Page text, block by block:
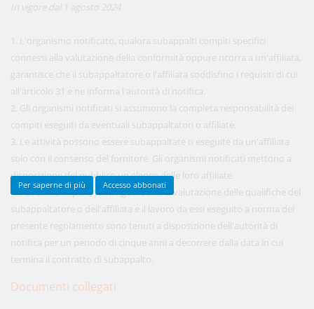
In vigore dal 1 agosto 2024
1. L'organismo notificato, qualora subappalti compiti specifici
connessi alla valutazione della conformità oppure ricorra a un'affiliata,
garantisce che il subappaltatore o l'affiliata soddisfino i requisiti di cui
all'articolo 31 e ne informa l'autorità di notifica.
2. Gli organismi notificati si assumono la completa responsabilità dei
compiti eseguiti da eventuali subappaltatori o affiliate.
3. Le attività possono essere subappaltate o eseguite da un'affiliata
solo con il consenso del fornitore. Gli organismi notificati mettono a
disposizione del pubblico un elenco delle loro affiliate.
4. I documenti pertinenti riguardanti la valutazione delle qualifiche del
subappaltatore o dell'affiliata e il lavoro da essi eseguito a norma del
presente regolamento sono tenuti a disposizione dell'autorità di
notifica per un periodo di cinque anni a decorrere dalla data in cui
termina il contratto di subappalto.
Documenti collegati
anziché 570.00€ risparmi il 21%!
Acquista ora
Acquista ora
Per saperne di più Accesso abbonati